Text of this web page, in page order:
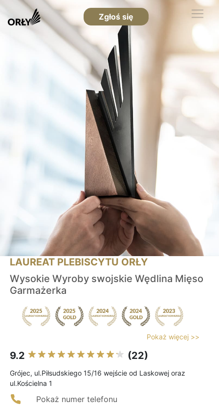
Zgłoś się
LAUREAT PLEBISCYTU ORŁY
Wysokie Wyroby swojskie Wędlina Mięso
Garmażerka
Pokaż więcej >>
9.2 (22)
Grójec, ul.Piłsudskiego 15/16 wejście od Laskowej oraz
ul.Kościelna 1
Pokaż numer telefonu